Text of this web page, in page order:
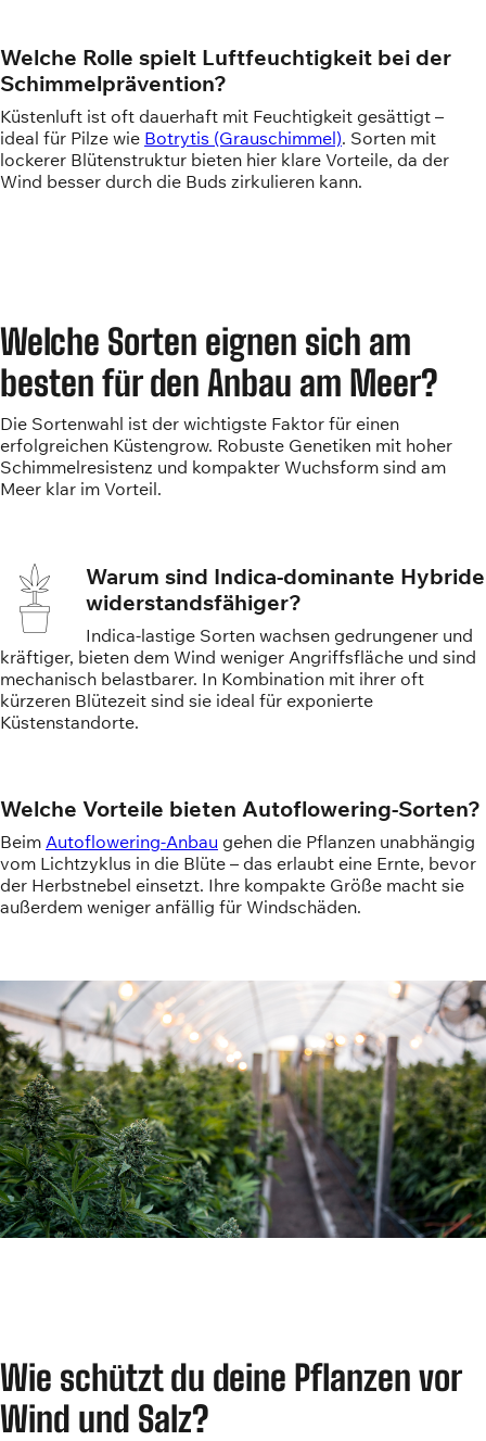
Welche Rolle spielt Luftfeuchtigkeit bei der
Schimmelprävention?
Küstenluft ist oft dauerhaft mit Feuchtigkeit gesättigt –
ideal für Pilze wie Botrytis (Grauschimmel). Sorten mit
lockerer Blütenstruktur bieten hier klare Vorteile, da der
Wind besser durch die Buds zirkulieren kann.
Welche Sorten eignen sich am
besten für den Anbau am Meer?
Die Sortenwahl ist der wichtigste Faktor für einen
erfolgreichen Küstengrow. Robuste Genetiken mit hoher
Schimmelresistenz und kompakter Wuchsform sind am
Meer klar im Vorteil.
Warum sind Indica-dominante Hybride
widerstandsfähiger?
Indica-lastige Sorten wachsen gedrungener und
kräftiger, bieten dem Wind weniger Angriffsfläche und sind
mechanisch belastbarer. In Kombination mit ihrer oft
kürzeren Blütezeit sind sie ideal für exponierte
Küstenstandorte.
Welche Vorteile bieten Autoflowering-Sorten?
Beim Autoflowering-Anbau gehen die Pflanzen unabhängig
vom Lichtzyklus in die Blüte – das erlaubt eine Ernte, bevor
der Herbstnebel einsetzt. Ihre kompakte Größe macht sie
außerdem weniger anfällig für Windschäden.
Wie schützt du deine Pflanzen vor
Wind und Salz?